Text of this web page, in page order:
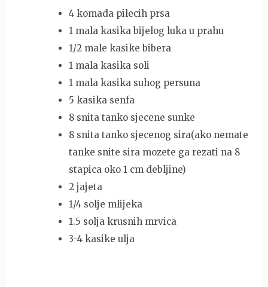
4 komada pilecih prsa
1 mala kasika bijelog luka u prahu
1/2 male kasike bibera
1 mala kasika soli
1 mala kasika suhog persuna
5 kasika senfa
8 snita tanko sjecene sunke
8 snita tanko sjecenog sira(ako nemate
tanke snite sira mozete ga rezati na 8
stapica oko 1 cm debljine)
2 jajeta
1/4 solje mlijeka
1.5 solja krusnih mrvica
3-4 kasike ulja